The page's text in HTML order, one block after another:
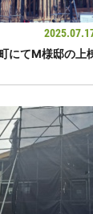
にてM様邸の上